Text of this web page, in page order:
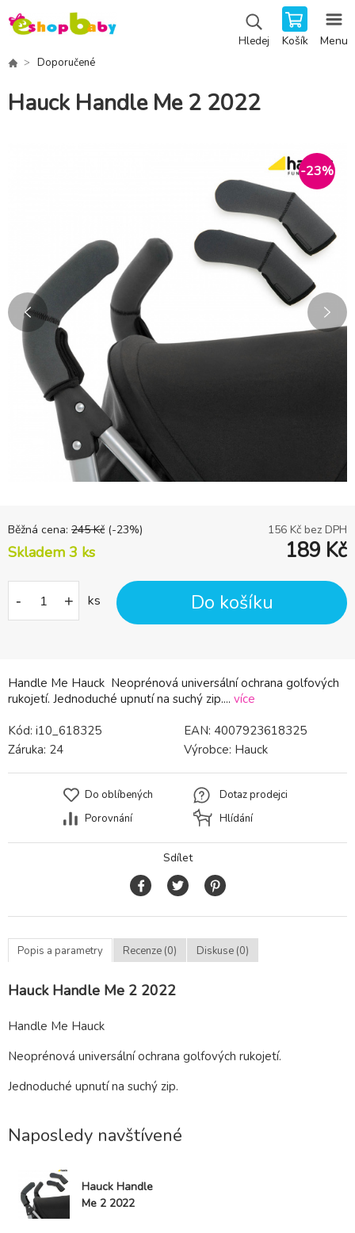
Hledej Košík Menu
Doporučené
Hauck Handle Me 2 2022
-23%
Handle Me Hauck Neoprénová universální ochrana golfových
rukojetí. Jednoduché upnutí na suchý zip.... více
Běžná cena: 245 Kč (-23%) 156 Kč bez DPH
Skladem 3 ks 189 Kč
- + ks Do košíku
Kód: i10_618325 EAN: 4007923618325
Záruka: 24 Výrobce: Hauck
Do oblíbených
Porovnání
Dotaz prodejci
Hlídání
Sdílet
Popis a parametry Recenze (0) Diskuse (0)
Hauck Handle Me 2 2022
Handle Me Hauck
Neoprénová universální ochrana golfových rukojetí.
Jednoduché upnutí na suchý zip.
Naposledy navštívené
Hauck Handle
Me 2 2022